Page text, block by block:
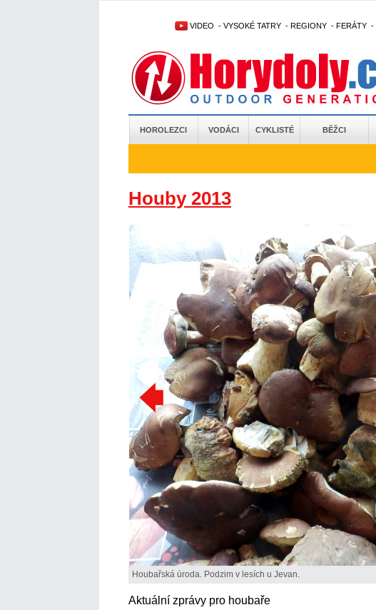
VIDEO - VYSOKÉ TATRY - REGIONY - FERÁTY -
HOROLEZCI VODÁCI CYKLISTÉ BĚŽCI
Houby 2013
Houbařská úroda. Podzim v lesích u Jevan.
Aktuální zprávy pro houbaře